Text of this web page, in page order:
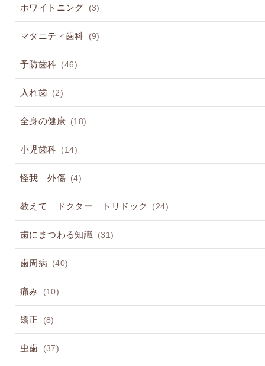
ホワイトニング (3)
マタニティ歯科 (9)
予防歯科 (46)
入れ歯 (2)
全身の健康 (18)
小児歯科 (14)
怪我 外傷 (4)
教えて ドクター トリドック (24)
歯にまつわる知識 (31)
歯周病 (40)
痛み (10)
矯正 (8)
虫歯 (37)